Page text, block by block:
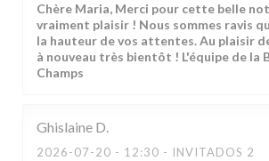
Chère Maria, Merci pour cette belle
vraiment plaisir ! Nous sommes ravis
la hauteur de vos attentes. Au plaisir
à nouveau très bientôt ! L'équipe de la
Champs
Ghislaine D
2026-07-20 - 12:30 - INVITADOS 2